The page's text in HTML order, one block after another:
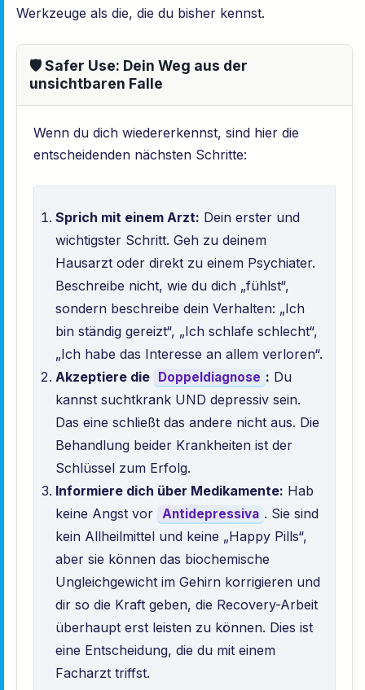
Werkzeuge als die, die du bisher kennst.
🛡️ Safer Use: Dein Weg aus der
unsichtbaren Falle
Wenn du dich wiedererkennst, sind hier die
entscheidenden nächsten Schritte:
Sprich mit einem Arzt: Dein erster und
wichtigster Schritt. Geh zu deinem
Hausarzt oder direkt zu einem Psychiater.
Beschreibe nicht, wie du dich „fühlst“,
sondern beschreibe dein Verhalten: „Ich
bin ständig gereizt“, „Ich schlafe schlecht“,
„Ich habe das Interesse an allem verloren“.
Akzeptiere die Doppeldiagnose : Du
kannst suchtkrank UND depressiv sein.
Das eine schließt das andere nicht aus. Die
Behandlung beider Krankheiten ist der
Schlüssel zum Erfolg.
Informiere dich über Medikamente: Hab
keine Angst vor
Antidepressiva . Sie sind
kein Allheilmittel und keine „Happy Pills“,
aber sie können das biochemische
Ungleichgewicht im Gehirn korrigieren und
dir so die Kraft geben, die Recovery-Arbeit
überhaupt erst leisten zu können. Dies ist
eine Entscheidung, die du mit einem
Facharzt triffst.